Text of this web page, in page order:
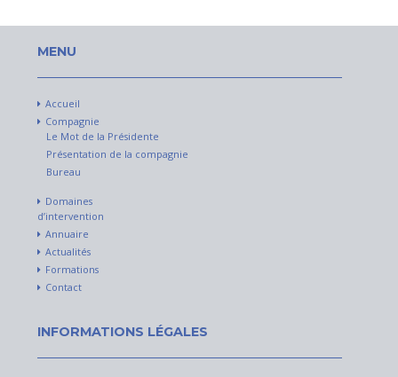
MENU
Accueil
Compagnie
Le Mot de la Présidente
Présentation de la compagnie
Bureau
Domaines
d’intervention
Annuaire
Actualités
Formations
Contact
INFORMATIONS LÉGALES